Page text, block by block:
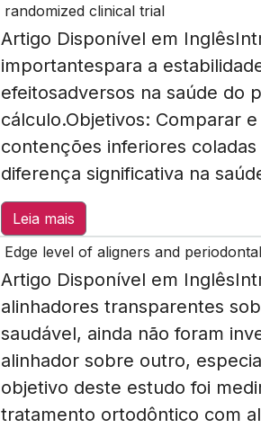
randomized clinical trial
Artigo Disponível em Inglês
importantespara a
efeitosadversos na saúde do
cálculo.Objetivos: Comparar
contenções inferiores
diferença significativa na
Leia mais
Edge level of aligners and
Artigo Disponível em
alinhadores transparentes
saudável, ainda não foram
alinhador sobre outro,
objetivo deste estudo foi
tratamento ortodôntico com